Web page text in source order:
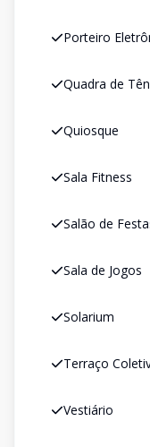
Porteiro
Quadra de
Quiosque
Sala Fitness
Salão de
Sala de Jogos
Solarium
Terraço
Vestiário